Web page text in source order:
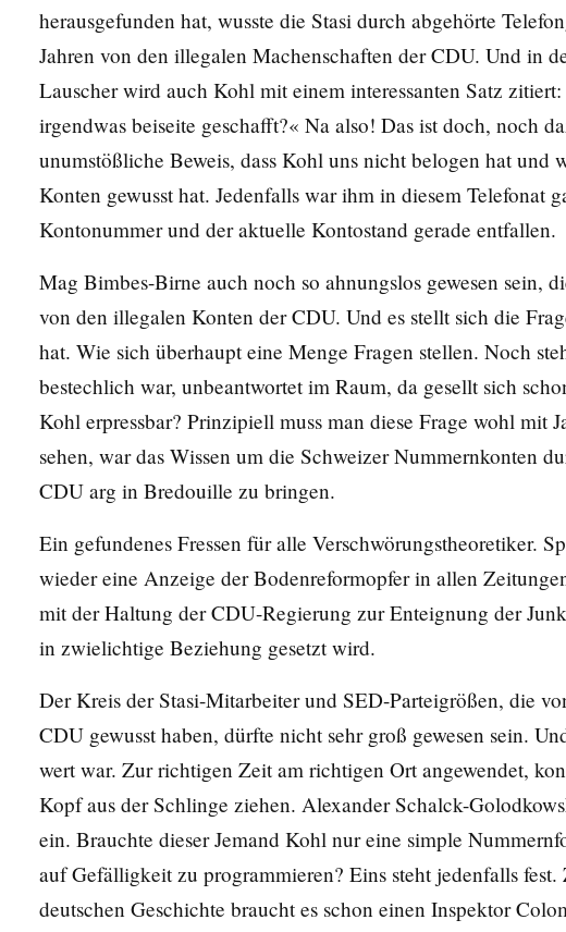
herausgefunden hat, wusste die Stasi durch abgehörte
Jahren von den illegalen Machenschaften der CDU. Und in
Lauscher wird auch Kohl mit einem interessanten Satz
irgendwas beiseite geschafft?« Na also! Das ist doch, noch
unumstößliche Beweis, dass Kohl uns nicht belogen hat
Konten gewusst hat. Jedenfalls war ihm in diesem Telefonat
Kontonummer und der aktuelle Kontostand gerade entfallen.
Mag Bimbes-Birne auch noch so ahnungslos gewesen sein,
von den illegalen Konten der CDU. Und es stellt sich die
hat. Wie sich überhaupt eine Menge Fragen stellen. Noch
bestechlich war, unbeantwortet im Raum, da gesellt sich
Kohl erpressbar? Prinzipiell muss man diese Frage wohl mit
sehen, war das Wissen um die Schweizer Nummernkonten
CDU arg in Bredouille zu bringen.
Ein gefundenes Fressen für alle Verschwörungstheoretiker.
wieder eine Anzeige der Bodenreformopfer in allen
mit der Haltung der CDU-Regierung zur Enteignung der
in zwielichtige Beziehung gesetzt wird.
Der Kreis der Stasi-Mitarbeiter und SED-Parteigrößen, die
CDU gewusst haben, dürfte nicht sehr groß gewesen sein.
wert war. Zur richtigen Zeit am richtigen Ort angewendet,
Kopf aus der Schlinge ziehen. Alexander Schalck-
ein. Brauchte dieser Jemand Kohl nur eine simple
auf Gefälligkeit zu programmieren? Eins steht jedenfalls
deutschen Geschichte braucht es schon einen Inspektor